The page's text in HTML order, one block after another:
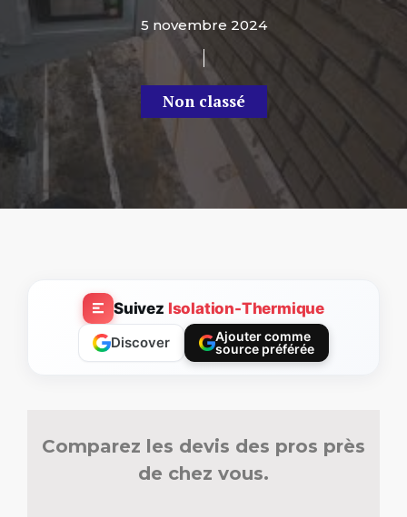
5 novembre 2024
Non classé
Suivez Isolation-Thermique
Discover
Ajouter comme
source préférée
Comparez les devis des pros près
de chez vous.